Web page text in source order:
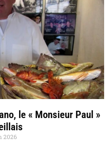
le « Monsieur Paul »
2026